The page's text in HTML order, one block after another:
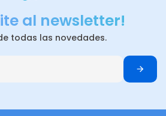
al newsletter!
todas las novedades.